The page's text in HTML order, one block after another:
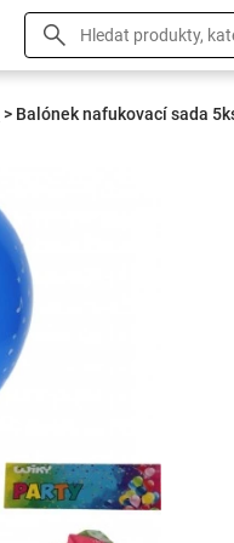
> Balónek nafukovací sada